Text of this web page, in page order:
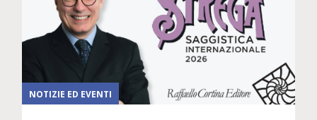
NOTIZIE ED EVENTI